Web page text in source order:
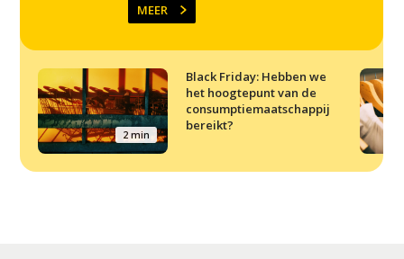
MEER
2 min
Black Friday: Hebben we
het hoogtepunt van de
consumptiemaatschappij
bereikt?